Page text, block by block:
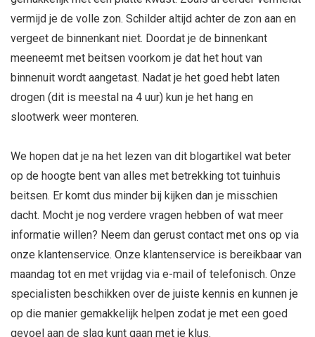
vermijd je de volle zon. Schilder altijd achter de zon aan en
vergeet de binnenkant niet. Doordat je de binnenkant
meeneemt met beitsen voorkom je dat het hout van
binnenuit wordt aangetast. Nadat je het goed hebt laten
drogen (dit is meestal na 4 uur) kun je het hang en
slootwerk weer monteren.
We hopen dat je na het lezen van dit blogartikel wat beter
op de hoogte bent van alles met betrekking tot tuinhuis
beitsen. Er komt dus minder bij kijken dan je misschien
dacht. Mocht je nog verdere vragen hebben of wat meer
informatie willen? Neem dan gerust contact met ons op via
onze klantenservice. Onze klantenservice is bereikbaar van
maandag tot en met vrijdag via e-mail of telefonisch. Onze
specialisten beschikken over de juiste kennis en kunnen je
op die manier gemakkelijk helpen zodat je met een goed
gevoel aan de slag kunt gaan met je klus.